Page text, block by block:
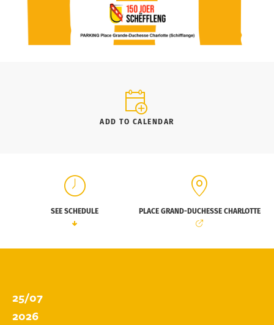
ADD TO CALENDAR
SEE SCHEDULE PLACE GRAND-DUCHESSE CHARLOTTE
25/07
2026